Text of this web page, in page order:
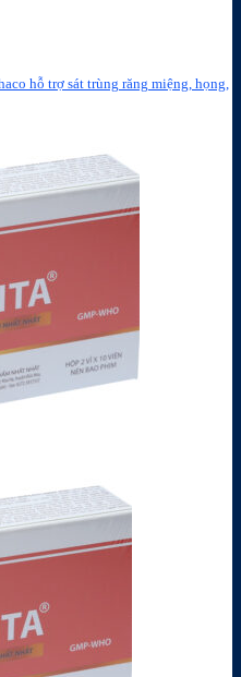
hỗ trợ sát trùng răng miệng, họng,